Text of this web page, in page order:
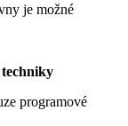
je možné
programové